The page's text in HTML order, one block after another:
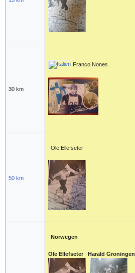
30 km
Franco Nones
50 km
Ole Ellefseter
Norwegen
Ole Ellefseter Harald Groningen